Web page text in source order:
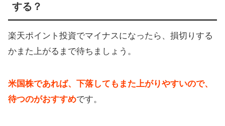
する？
楽天ポイント投資でマイナスになったら、損切りする
かまた上がるまで待ちましょう。
米国株であれば、下落してもまた上がりやすいので、
待つのがおすすめです。